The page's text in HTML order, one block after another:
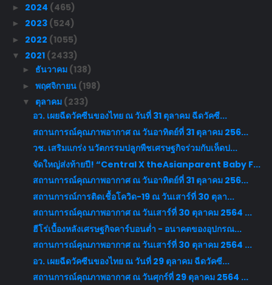
► 2024 (465)
► 2023 (524)
► 2022 (1055)
▼ 2021 (2433)
► ธันวาคม (138)
► พฤศจิกายน (198)
▼ ตุลาคม (233)
อว. เผยฉีดวัคซีนของไทย ณ วันที่ 31 ตุลาคม ฉีดวัคซี...
สถานการณ์คุณภาพอากาศ ณ วันอาทิตย์ที่ 31 ตุลาคม 256...
วช. เสริมแกร่ง นวัตกรรมปลูกพืชเศรษฐกิจร่วมกับเห็ดป...
จัดใหญ่ส่งท้ายปี! “Central X theAsianparent Baby F...
สถานการณ์คุณภาพอากาศ ณ วันอาทิตย์ที่ 31 ตุลาคม 256...
สถานการณ์การติดเชื้อโควิด-19 ณ วันเสาร์ที่ 30 ตุลา...
สถานการณ์คุณภาพอากาศ ณ วันเสาร์ที่ 30 ตุลาคม 2564 ...
ฮีโร่เบื้องหลังเศรษฐกิจคาร์บอนต่ำ - อนาคตของอุปกรณ...
สถานการณ์คุณภาพอากาศ ณ วันเสาร์ที่ 30 ตุลาคม 2564 ...
อว. เผยฉีดวัคซีนของไทย ณ วันที่ 29 ตุลาคม ฉีดวัคซี...
สถานการณ์คุณภาพอากาศ ณ วันศุกร์ที่ 29 ตุลาคม 2564 ...